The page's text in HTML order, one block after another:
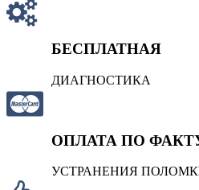
БЕСПЛАТНАЯ
ДИАГНОСТИКА
ОПЛАТА ПО
УСТРАНЕНИЯ